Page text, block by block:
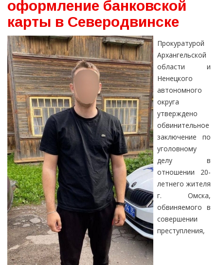
оформление банковской
карты в Северодвинске
Прокуратурой
Архангельской
области и
Ненецкого
автономного
округа
утверждено
обвинительное
заключение по
уголовному
делу в
отношении 20-
летнего жителя
г. Омска,
обвиняемого в
совершении
преступления,